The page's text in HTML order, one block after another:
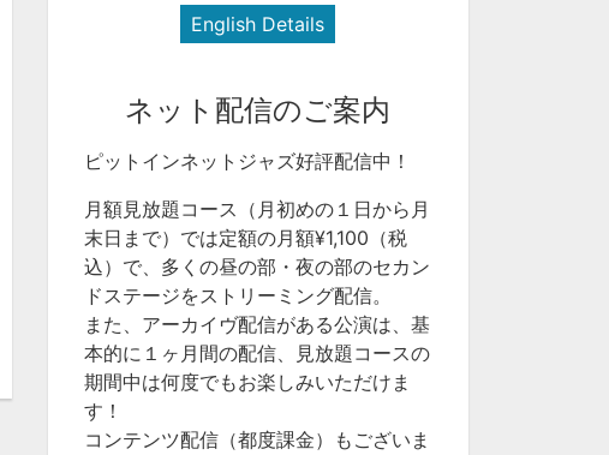
English Details
ネット配信のご案内
ピットインネットジャズ好評配信中！
月額見放題コース（月初めの１日から月
末日まで）では定額の月額¥1,100（税
込）で、多くの昼の部・夜の部のセカン
ドステージをストリーミング配信。
また、アーカイヴ配信がある公演は、基
本的に１ヶ月間の配信、見放題コースの
期間中は何度でもお楽しみいただけま
す！
コンテンツ配信（都度課金）もございま